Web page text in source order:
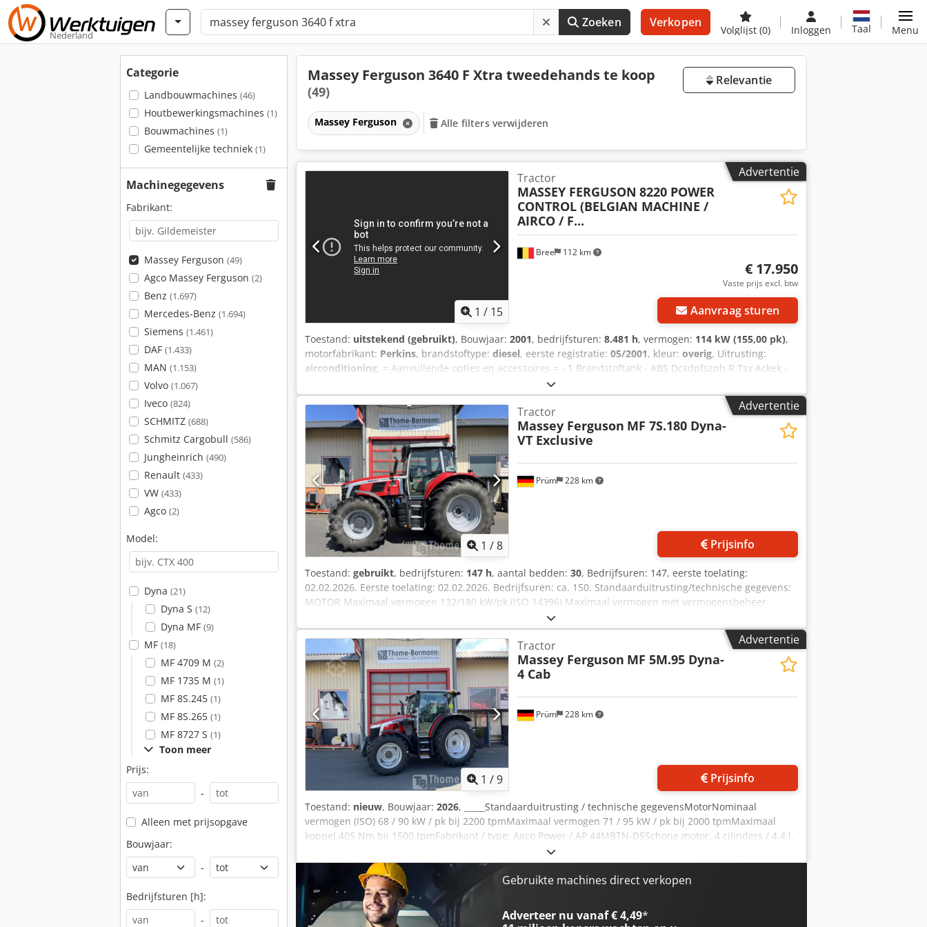
Nederland
Zoeken Verkopen
Volglijst (0) Inloggen Taal Menu
Categorie
Landbouwmachines (46)
Houtbewerkingsmachines (1)
Bouwmachines (1)
Gemeentelijke techniek (1)
Machinegegevens
Fabrikant:
Massey Ferguson (49)
Agco Massey Ferguson (2)
Benz (1.697)
Mercedes-Benz (1.694)
Siemens (1.461)
DAF (1.433)
MAN (1.153)
Volvo (1.067)
Iveco (824)
SCHMITZ (688)
Schmitz Cargobull (586)
Jungheinrich (490)
Renault (433)
VW (433)
Agco (2)
Model:
Dyna (21)
Dyna S (12)
Dyna MF (9)
MF (18)
MF 4709 M (2)
MF 1735 M (1)
MF 8S.245 (1)
MF 8S.265 (1)
MF 8727 S (1)
Toon meer
Prijs:
-
Alleen met prijsopgave
Bouwjaar:
-
Bedrijfsturen [h]:
-
Massey Ferguson 3640 F Xtra tweedehands te koop
(49)
Relevantie
Massey Ferguson Alle filters verwijderen
Advertentie
1 / 15
Bree 112 km
Tractor
MASSEY FERGUSON 8220 POWER
CONTROL (BELGIAN MACHINE /
AIRCO / F...
€ 17.950
Vaste prijs excl. btw
Aanvraag sturen
Toestand: uitstekend (gebruikt), Bouwjaar: 2001, bedrijfsturen: 8.481 h, vermogen: 114 kW (155,00 pk),
motorfabrikant: Perkins, brandstoftype: diesel, eerste registratie: 05/2001, kleur: overig, Uitrusting:
airconditioning, = Aanvullende opties en accessoires = - 1 Brandstoftank - ABS Dcsdpfszph R Tsx Ackek -
Armsteun - Dikke assen - Hydrauliek - Naafreductie - PTO - Sper = Meer informatie = Algemene informatie
Cabine: dag Technische informatie Koppel: 663 Nm Aantal cilinders: 6 Motorinhoud: 5.998 cc Aandrijving
Aandrijving: Wiel Motor type: Perkins 1006-60TWG Transmissie Transmissie: 32 versnellingen
Asconfiguratie Bandenprofiel: 70% Remmen: schijfremmen Vooras: Differentieelslot; Meesturend
Achteras: Dubbellucht; Differentieelslot Gewichten Ledig gewicht: 6.700 kg Laadvermogen: 3.800 kg GVW:
10.500 kg Functioneel Snelwisselsysteem: Ja Staat Technische staat: zeer goed Optische staat: zeer goed
Advertentie
1 /8
Prüm 228 km
Tractor
Massey Ferguson MF 7S.180 Dyna-
VT Exclusive
Prijsinfo
Toestand: gebruikt, bedrijfsturen: 147 h, aantal bedden: 30, Bedrijfsuren: 147, eerste toelating:
02.02.2026. Eerste toelating: 02.02.2026. Bedrijfsuren: ca. 150. Standaarduitrusting/technische gegevens:
MOTOR Maximaal vermogen 132/180 kW/pk (ISO 14396) Maximaal vermogen met vermogensbeheer
155/210 kW/pk Maximaal koppel 750 Nm, met vermogensbeheer 860 Nm Geregistreerd vermogen 148 kW
(ISO 14396) Maximaal vermogen op de aftakas 114/155 kW/pk (OECD) 6 cilinders, 6,6 liter AGCO Power - 66
AWF, CR, 4V Uitlaatgasnabehandeling met DOC - dieseloxidatiekatalysator, SCR 3e generatie &
dieselpartikelfilter Emissienorm: Fase 5 Elektronische motorbesturing met Vistronic-ventilatorregeling
Dcedpfozpcu Hex Ackek Motortoerentalgeheugen Powercore motorluchtfilter met voorfilter voor grove
vervuiling EasyCare koelerpakket 305 liter brandstoftank
Advertentie
1 /9
Prüm 228 km
Tractor
Massey Ferguson MF 5M.95 Dyna-
4 Cab
Prijsinfo
Toestand: nieuw, Bouwjaar: 2026, _____Standaarduitrusting / technische gegevensMotorNominaal
vermogen (ISO) 68 / 90 kW / pk bij 2200 tpmMaximaal vermogen 71 / 95 kW / pk bij 2000 tpmMaximaal
koppel 405 Nm bij 1500 tpmFabrikant / type: Agco Power / AP 44MBTN-D5Schone motor, 4 cilinders / 4,4 l,
4 kleppen, STAGE 5Geregelde турбонаддув, SCR-katalysatorDOC-dieseloxidatiekatalysatorSCR-
roetdeeltjeskata lysatorMotorkap - in één stuk opklapbaarUitlaat aan de rechterkant voor de
cabineBrandstoftankinhoud 198 liter / AdBlue 18 literVersnellingsbak / aftakas16/16-versnellingsbak
Dyna-4, SpeedMatching, 40 km/uPowerControl-bediening links met lastafhankelijke omkeerschakeling,
koppelingsbediening, 4-traps lastschakeling met 1 hendel, T-rijhendel in de zijconsoleSemi-automatische
groepsschakeling en Autotronic-besturingContinue gekoelde natte rijkoppelingen met onafhankelijk
Gebruikte machines direct verkopen
Adverteer nu vanaf € 4,49*